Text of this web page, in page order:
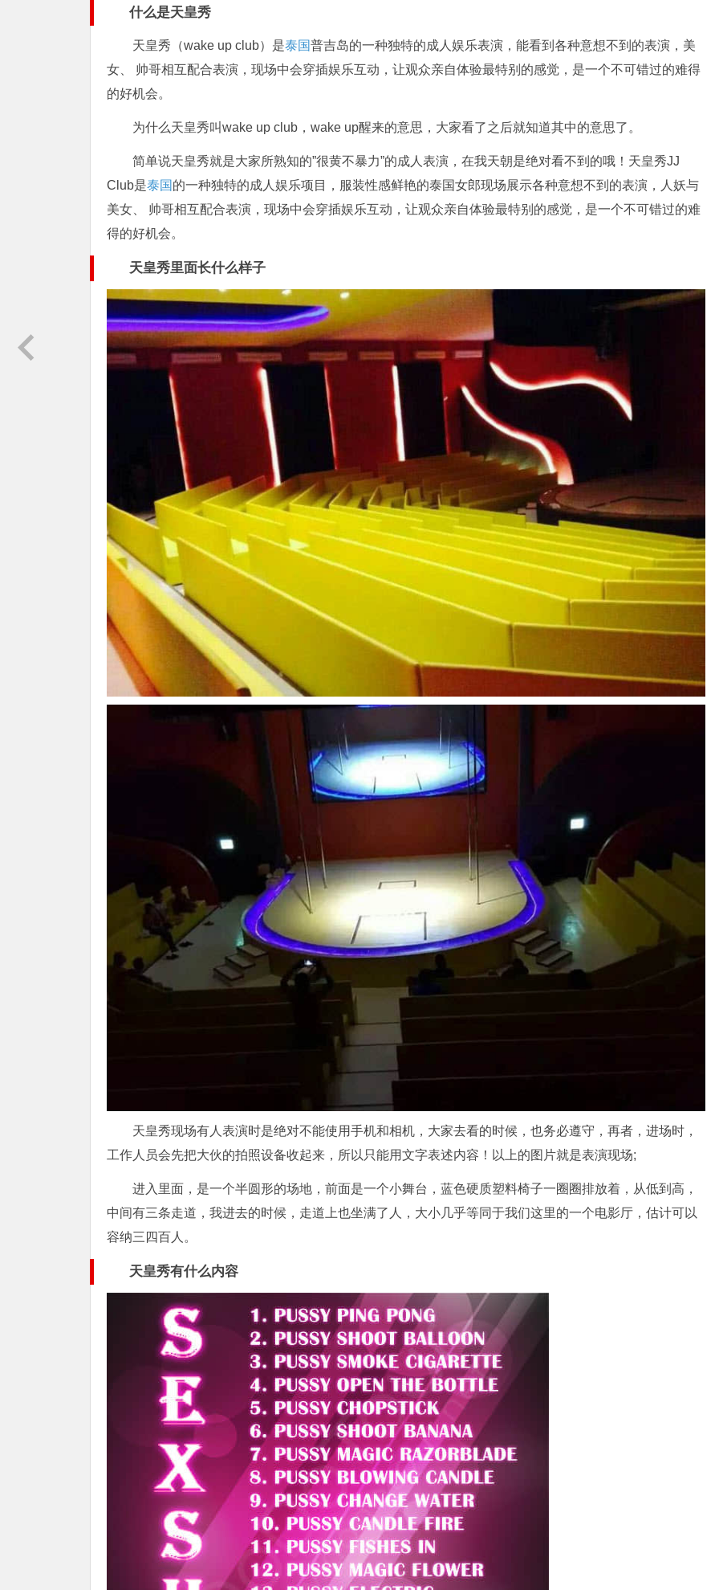
什么是天皇秀
天皇秀（wake up club）是泰国普吉岛的一种独特的成人娱乐表演，能看到各种意想不到的表演，美
女、 帅哥相互配合表演，现场中会穿插娱乐互动，让观众亲自体验最特别的感觉，是一个不可错过的难得
的好机会。
为什么天皇秀叫wake up club，wake up醒来的意思，大家看了之后就知道其中的意思了。
简单说天皇秀就是大家所熟知的”很黄不暴力”的成人表演，在我天朝是绝对看不到的哦！天皇秀JJ
Club是泰国 的一种独特的成人娱乐项目，服装性感鲜艳的泰国女郎现场展示各种意想不到的表演，人妖与
美女、 帅哥相互配合表演，现场中会穿插娱乐互动，让观众亲自体验最特别的感觉，是一个不可错过的难
得的好机会。
天皇秀里面长什么样子
天皇秀现场有人表演时是绝对不能使用手机和相机，大家去看的时候，也务必遵守，再者，进场时，
工作人员会先把大伙的拍照设备收起来，所以只能用文字表述内容！以上的图片就是表演现场;
进入里面，是一个半圆形的场地，前面是一个小舞台，蓝色硬质塑料椅子一圈圈排放着，从低到高，
中间有三条走道，我进去的时候，走道上也坐满了人，大小几乎等同于我们这里的一个电影厅，估计可以
容纳三四百人。
天皇秀有什么内容